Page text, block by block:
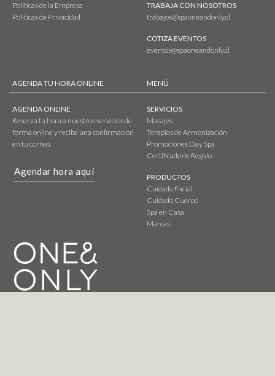
Políticas de la Empresa
Políticas de Privacidad
TRABAJA CON NOSOTROS
trabajos@spaoneandonly.cl
COTIZA EVENTOS
eventos@spaoneandonly.cl
AGENDA TU HORA ONLINE
AGENDA ONLINE
Reserva tu hora a nuestros servicios de
forma online y recibe una confirmación
en tu correo.
Agendar hora aquí
MENÚ
SERVICIOS
Masajes
Terapias de Armonización
Promociones Day Spa
Certificado de Regalo
PRODUCTOS
Cuidado Facial
Cuidado Cuerpo
Spa en Casa
Marcas